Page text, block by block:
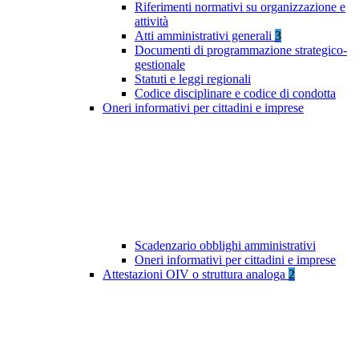
Riferimenti normativi su organizzazione e
attività
Atti amministrativi generali 3
Documenti di programmazione strategico-
gestionale
Statuti e leggi regionali
Codice disciplinare e codice di condotta
Oneri informativi per cittadini e imprese
Scadenzario obblighi amministrativi
Oneri informativi per cittadini e imprese
Attestazioni OIV o struttura analoga 2